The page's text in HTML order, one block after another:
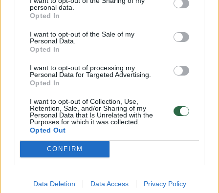
personal data.
Opted In
I want to opt-out of the Sale of my
Personal Data.
Opted In
I want to opt-out of processing my
Personal Data for Targeted Advertising.
Opted In
I want to opt-out of Collection, Use,
Retention, Sale, and/or Sharing of my
Personal Data that Is Unrelated with the
Purposes for which it was collected.
Opted Out
CONFIRM
Data Deletion Data Access Privacy Policy
anemija: kaip padidinti
hemoglobino ir feritino rodiklius?
2026 m. rugpjūčio 7 d. 07:19
Lrytas.lt
Nuolatinis nuovargis, jėgų stoka, galvos
svaigimas, plaukų slinkimas, blyški oda,
neramių kojų sindromas ar dusulys lipant
laiptais dažnai nurašomi įtemptam
trūkumui. Vis dėlto šie simptomai gali